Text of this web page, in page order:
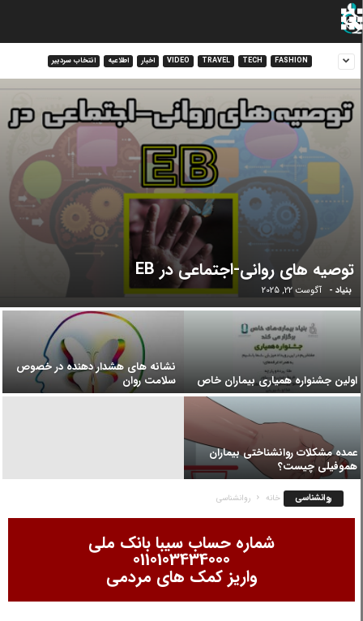
FASHION
TECH
TRAVEL
VIDEO اخبار اطلاعیه انتخاب سردبیر
توصیه های روانی-اجتماعی در EB
بنیاد - آگوست 22, 2025
اولین جشنواره همیاری بیماران خاص
نشانه های هشدار دهنده در خصوص
سلامت روان
عمده مشکلات روانشناختی بیماران
هموفیلی چیست؟
روانشناسی خانه روانشناسی
شماره حساب سیبا بانک ملی
0110103434000
واریز کمک های مردمی